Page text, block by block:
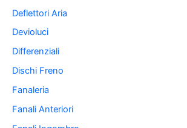
Deflettori Aria
Devioluci
Differenziali
Dischi Freno
Fanaleria
Fanali Anteriori